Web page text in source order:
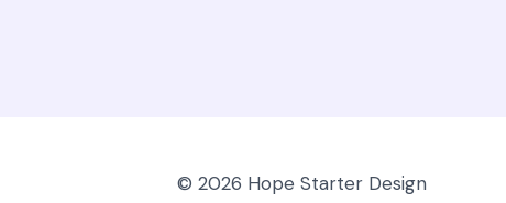
© 2026 Hope Starter Design